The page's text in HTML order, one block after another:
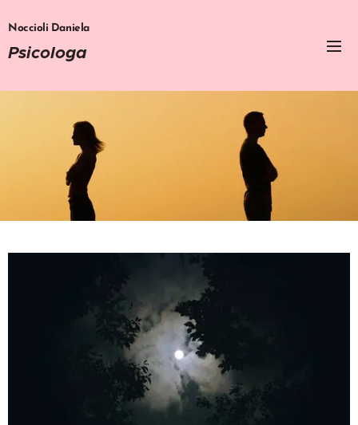
Noccioli Daniela
Psicologa